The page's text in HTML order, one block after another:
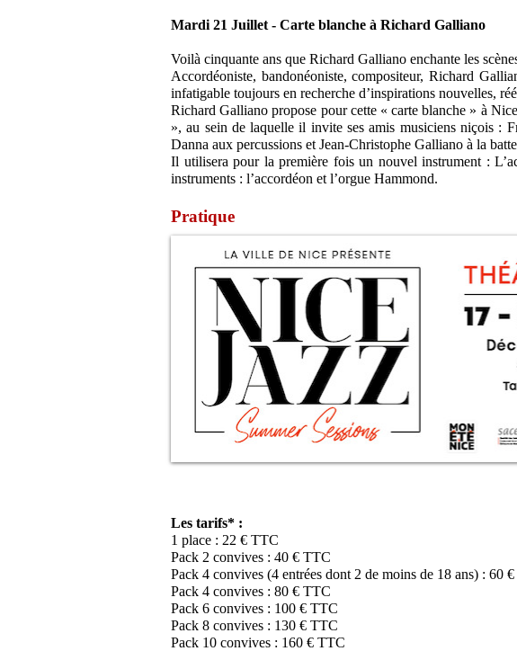
Mardi 21 Juillet - Carte blanche à Richard Galliano
Voilà cinquante ans que Richard Galliano enchante les
Accordéoniste, bandonéoniste, compositeur, Richard
infatigable toujours en recherche d’inspirations nouvelles,
Richard Galliano propose pour cette « carte blanche » à
», au sein de laquelle il invite ses amis musiciens niçois :
Danna aux percussions et Jean-Christophe Galliano à la
Il utilisera pour la première fois un nouvel instrument :
instruments : l’accordéon et l’orgue Hammond.
Pratique
Les tarifs* :
1 place : 22 € TTC
Pack 2 convives : 40 € TTC
Pack 4 convives (4 entrées dont 2 de moins de 18 ans) : 60
Pack 4 convives : 80 € TTC
Pack 6 convives : 100 € TTC
Pack 8 convives : 130 € TTC
Pack 10 convives : 160 € TTC